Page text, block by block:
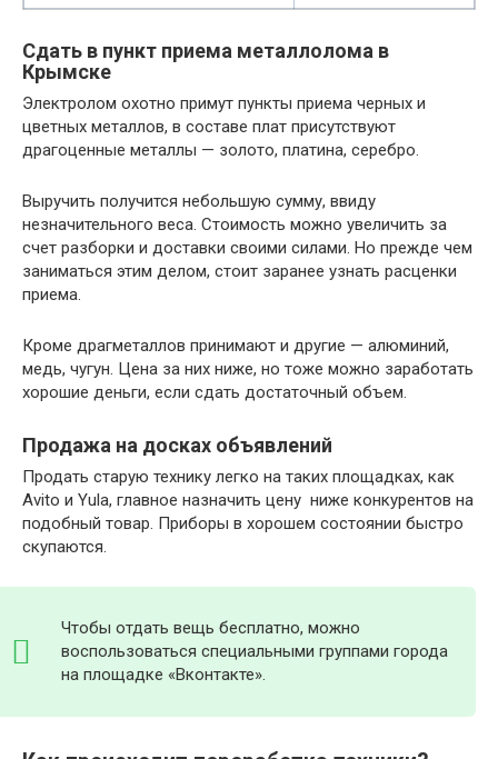
Сдать в пункт приема металлолома в
Крымске
Электролом охотно примут пункты приема черных и
цветных металлов, в составе плат присутствуют
драгоценные металлы — золото, платина, серебро.
Выручить получится небольшую сумму, ввиду
незначительного веса. Стоимость можно увеличить за
счет разборки и доставки своими силами. Но прежде чем
заниматься этим делом, стоит заранее узнать расценки
приема.
Кроме драгметаллов принимают и другие — алюминий,
медь, чугун. Цена за них ниже, но тоже можно заработать
хорошие деньги, если сдать достаточный объем.
Продажа на досках объявлений
Продать старую технику легко на таких площадках, как
Avito и Yula, главное назначить цену ниже конкурентов на
подобный товар. Приборы в хорошем состоянии быстро
скупаются.
Чтобы отдать вещь бесплатно, можно
воспользоваться специальными группами города
на площадке «Вконтакте».